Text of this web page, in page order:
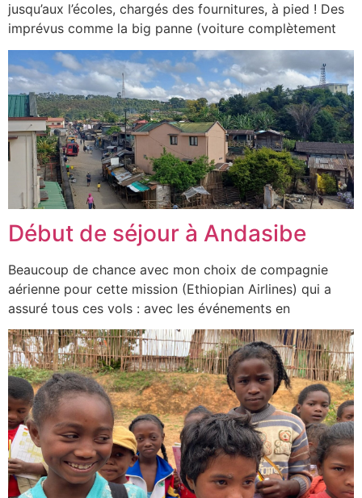
jusqu’aux l’écoles, chargés des fournitures, à pied ! Des
imprévus comme la big panne (voiture complètement
Début de séjour à Andasibe
Beaucoup de chance avec mon choix de compagnie
aérienne pour cette mission (Ethiopian Airlines) qui a
assuré tous ces vols : avec les événements en